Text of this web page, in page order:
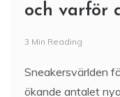
och varför
3 Min Reading
Sneakersvärlden
ökande antalet